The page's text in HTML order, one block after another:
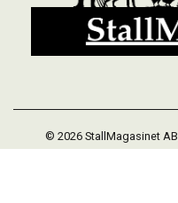
© 2026 StallMagasinet